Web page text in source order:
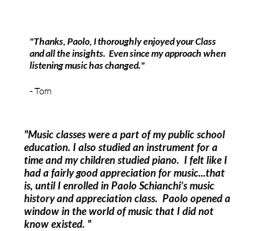
"Thanks, Paolo, I thoroughly enjoyed your Class
and all the insights. Even since my approach when
listening music has changed."
- Tom
"Music classes were a part of my public school
education. I also studied an instrument for a
time and my children studied piano. I felt like I
had a fairly good appreciation for music...that
is, until I enrolled in Paolo Schianchi’s music
history and appreciation class. Paolo opened a
window in the world of music that I did not
know existed. "